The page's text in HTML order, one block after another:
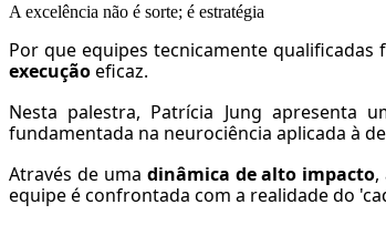
A excelência não é sorte; é estratégia
Por que equipes tecnicamente
execuçãoeficaz.
Nesta palestra, Patrícia Jung apresenta
fundamentada na neurociência aplicada à
Através de uma dinâmica de alto impacto,
equipe é confrontada com a realidade do